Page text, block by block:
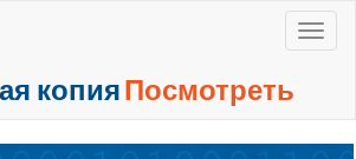
+
копияПосмотреть